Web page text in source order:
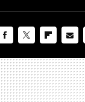
MAIL